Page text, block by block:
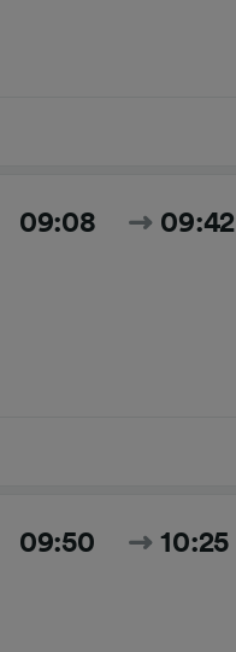
09:08 09:42
09:50 10:25